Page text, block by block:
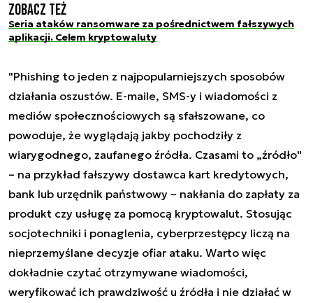
Zobacz też
Seria ataków ransomware za pośrednictwem fałszywych
aplikacji. Celem kryptowaluty
"Phishing to jeden z najpopularniejszych sposobów
działania oszustów. E-maile, SMS-y i wiadomości z
mediów społecznościowych są sfałszowane, co
powoduje, że wyglądają jakby pochodziły z
wiarygodnego, zaufanego źródła. Czasami to „źródło"
– na przykład fałszywy dostawca kart kredytowych,
bank lub urzędnik państwowy – nakłania do zapłaty za
produkt czy usługę za pomocą kryptowalut. Stosując
socjotechniki i ponaglenia, cyberprzestępcy liczą na
nieprzemyślane decyzje ofiar ataku. Warto więc
dokładnie czytać otrzymywane wiadomości,
weryfikować ich prawdziwość u źródła i nie działać w